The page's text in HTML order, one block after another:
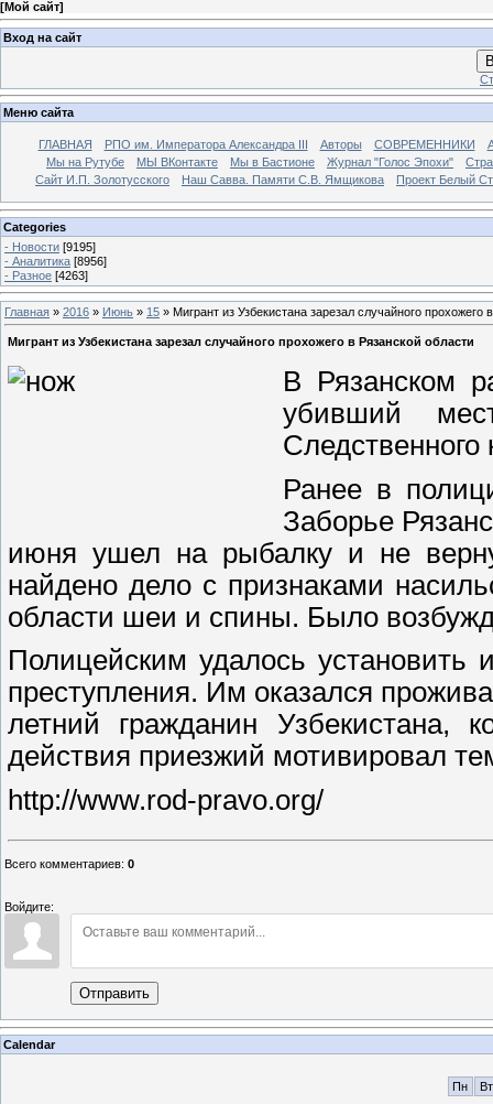
[Мой сайт]
Вход на сайт
Меню сайта
ГЛАВНАЯ РПО им. Императора Александра III Авторы СОВРЕМЕННИКИ
Мы на Рутубе
МЫ ВКонтакте Мы в Бастионе Журнал "Голос Эпохи"
Сайт И.П. Золотусского
Наш Савва. Памяти С.В. Ямщикова Проект Белый
Categories
- Новости [9195]
- Аналитика [8956]
- Разное [4263]
Главная » 2016 » Июнь » 15 » Мигрант из Узбекистана зарезал случайного прохожего
Мигрант из Узбекистана зарезал случайного прохожего в Рязанской области
В Рязанском
убивший
Следственного
Ранее в
Заборье
июня ушел на рыбалку и не
найдено дело с признаками
области шеи и спины. Было
Полицейским удалось установить
преступления. Им оказался
летний гражданин Узбекистана,
действия приезжий мотивировал
http://www.rod-pravo.org/
Всего комментариев: 0
Войдите:
Отправить
Calendar
Пн Вт